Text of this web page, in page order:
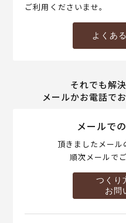
ご利用くださいませ。
よくあ
それでも解
メールかお電話で
メールで
頂きましたメール
順次メールで
つくり
お問